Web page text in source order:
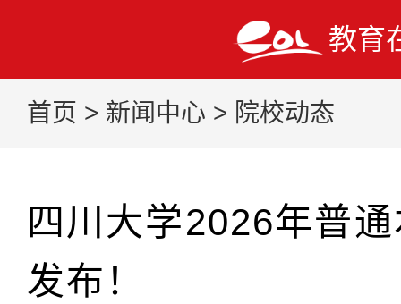
教育
首页 > 新闻中心 > 院校动态
四川大学2026年普
发布！